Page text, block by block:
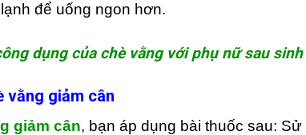
để uống ngon hơn.
dụng của chè vằng với phụ nữ sau sinh
vằng giảm cân
giảm cân, bạn áp dụng bài thuốc sau: